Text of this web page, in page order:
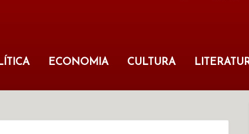
ECONOMIA CULTURA